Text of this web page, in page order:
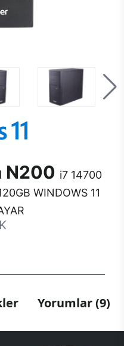
N200 i7 14700
WINDOWS 11
Yorumlar (9)